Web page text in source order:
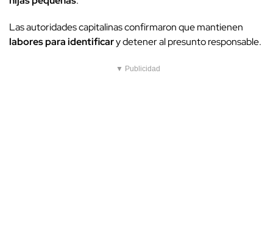
Las autoridades capitalinas confirmaron que mantienen
labores para identificary detener al presunto responsable.
▼ Publicidad